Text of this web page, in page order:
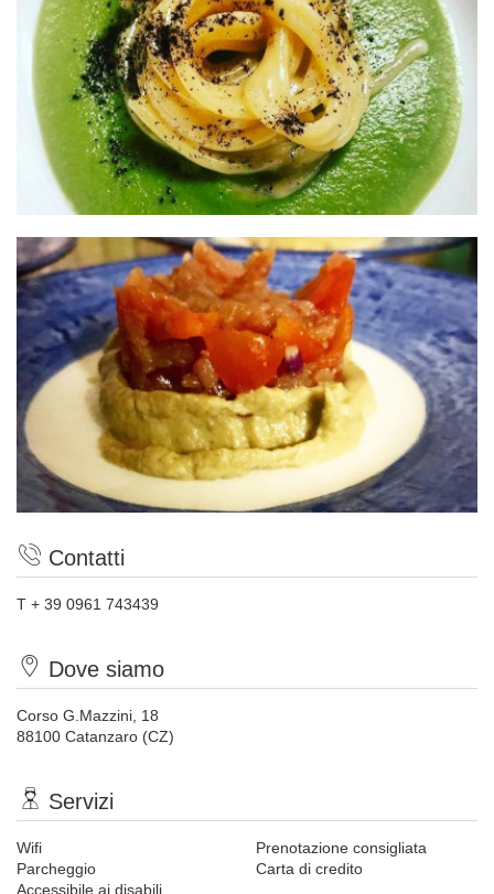
Contatti
T + 39 0961 743439
Dove siamo
Corso G.Mazzini, 18
88100 Catanzaro (CZ)
Servizi
Wifi
Parcheggio
Accessibile ai disabili
Prenotazione consigliata
Carta di credito